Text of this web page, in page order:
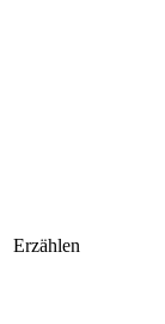
Erzählen